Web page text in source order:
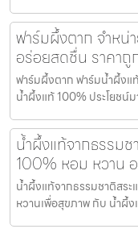
ฟาร์มผึ้งตาก จำหน่
อร่อยสดชื่น ราคาถู
ฟาร์มผึ้งตาก ฟาร์มน้ำผึ้งแ
น้ำผึ้งแท้ 100% ประโยชน์
น้ำผึ้งแท้จากธรรม
100% หอม หวาน
น้ำผึ้งแท้จากธรรมชาติสร
หวานเพื่อสุขภาพ กับ น้ำผึ้